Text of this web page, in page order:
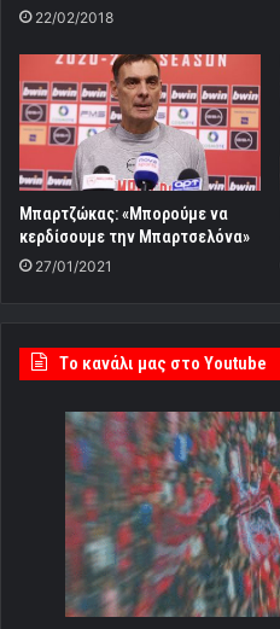
22/02/2018
Μπαρτζώκας: «Μπορούμε να
κερδίσουμε την Μπαρτσελόνα»
27/01/2021
Tο κανάλι μας στο Youtube